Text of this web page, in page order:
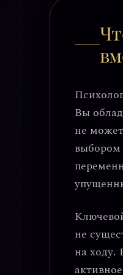
Вы
не
выбором
не
на ходу.